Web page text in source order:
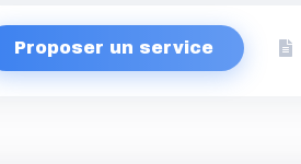
Proposer un service